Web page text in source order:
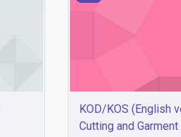
KOD/KOS (English
Cutting and